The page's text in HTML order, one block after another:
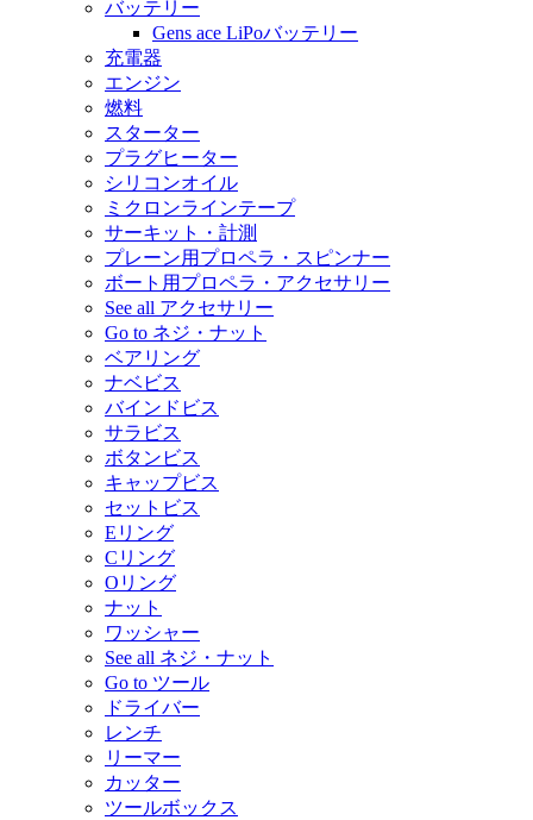
バッテリー
Gens ace LiPoバッテリー
充電器
エンジン
燃料
スターター
プラグヒーター
シリコンオイル
ミクロンラインテープ
サーキット・計測
プレーン用プロペラ・スピンナー
ボート用プロペラ・アクセサリー
See all アクセサリー
Go to ネジ・ナット
ベアリング
ナベビス
バインドビス
サラビス
ボタンビス
キャップビス
セットビス
Eリング
Cリング
Oリング
ナット
ワッシャー
See all ネジ・ナット
Go to ツール
ドライバー
レンチ
リーマー
カッター
ツールボックス